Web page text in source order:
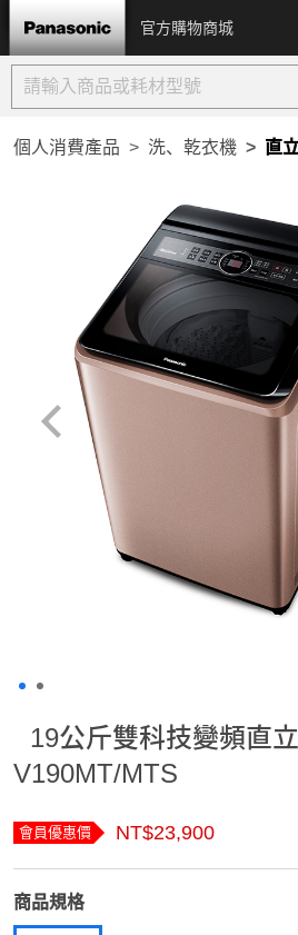
官方購物商城
個人消費產品 洗、乾衣機 直
19公斤雙科技變頻直
V190MT/MTS
會員優惠價 NT$23,900
商品規格